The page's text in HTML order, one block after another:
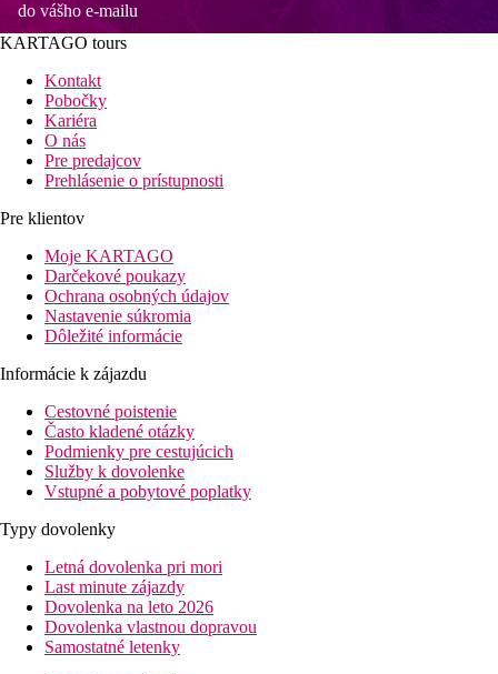
do vášho e-mailu
KARTAGO tours
Kontakt
Pobočky
Kariéra
O nás
Pre predajcov
Prehlásenie o prístupnosti
Pre klientov
Moje KARTAGO
Darčekové poukazy
Ochrana osobných údajov
Nastavenie súkromia
Dôležité informácie
Informácie k zájazdu
Cestovné poistenie
Často kladené otázky
Podmienky pre cestujúcich
Služby k dovolenke
Vstupné a pobytové poplatky
Typy dovolenky
Letná dovolenka pri mori
Last minute zájazdy
Dovolenka na leto 2026
Dovolenka vlastnou dopravou
Samostatné letenky